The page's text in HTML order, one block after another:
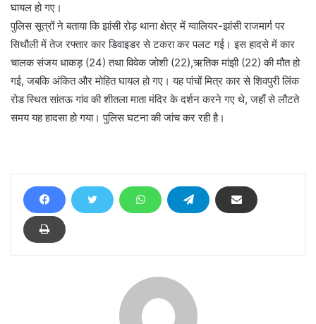
घायल हो गए।
पुलिस सूत्रों ने बताया कि झांसी रोड़ थाना क्षेत्र में ग्वालियर-झांसी राजमार्ग पर
सिथौली में तेज रफ्तार कार डिवाइडर से टकरा कर पलट गई। इस हादसे में कार
चालक संजय धाकड़ (24) तथा विवेक जोशी (22),ऋतिक मांझी (22) की मौत हो
गई, जबकि अंकित और मोहित घायल हो गए। यह पांचों मित्र कार से शिवपुरी लिंक
रोड स्थित सांतऊ गांव की शीतला माता मंदिर के दर्शन करने गए थे, जहाँ से लौटते
समय यह हादसा हो गया। पुलिस घटना की जांच कर रही है।